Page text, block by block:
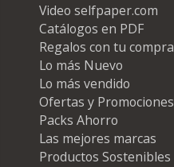
Video selfpaper.com
Catálogos en PDF
Regalos con tu compra
Lo más Nuevo
Lo más vendido
Ofertas y Promociones
Packs Ahorro
Las mejores marcas
Productos Sostenibles